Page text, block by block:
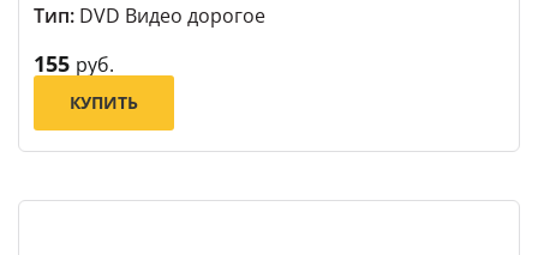
Тип: DVD Видео дорогое
155 руб.
КУПИТЬ